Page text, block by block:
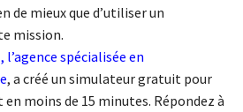
de mieux que d’utiliser un
mission.
l’agence spécialisée en
, a créé un simulateur gratuit pour
moins de 15 minutes. Répondez à